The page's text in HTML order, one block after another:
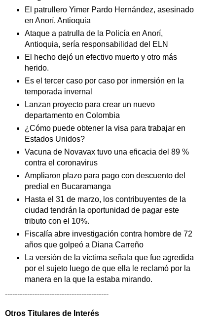
El patrullero Yimer Pardo Hernández, asesinado
en Anorí, Antioquia
Ataque a patrulla de la Policía en Anorí,
Antioquia, sería responsabilidad del ELN
El hecho dejó un efectivo muerto y otro más
herido.
Es el tercer caso por caso por inmersión en la
temporada invernal
Lanzan proyecto para crear un nuevo
departamento en Colombia
¿Cómo puede obtener la visa para trabajar en
Estados Unidos?
Vacuna de Novavax tuvo una eficacia del 89 %
contra el coronavirus
Ampliaron plazo para pago con descuento del
predial en Bucaramanga
Hasta el 31 de marzo, los contribuyentes de la
ciudad tendrán la oportunidad de pagar este
tributo con el 10%.
Fiscalía abre investigación contra hombre de 72
años que golpeó a Diana Carreño
La versión de la víctima señala que fue agredida
por el sujeto luego de que ella le reclamó por la
manera en la que la estaba mirando.
------------------------------------------
Otros Titulares de Interés